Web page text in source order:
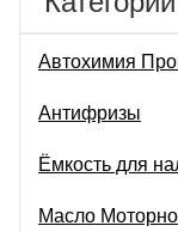
Автохимия
Антифризы
Ёмкость для
Масло